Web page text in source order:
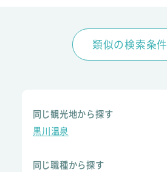
類似の検索条件
同じ観光地から探す
黒川温泉
同じ職種から探す